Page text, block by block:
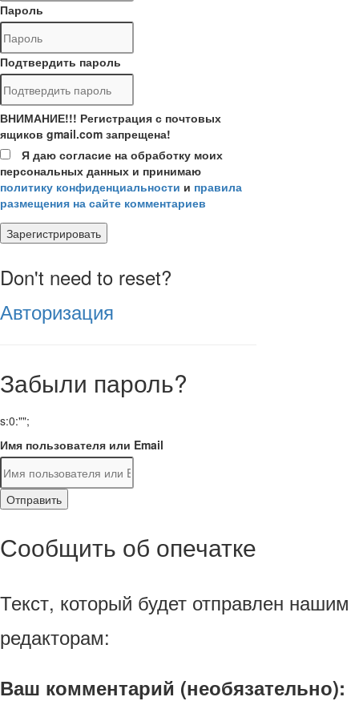
Пароль
Подтвердить пароль
ВНИМАНИЕ!!! Регистрация с почтовых
ящиков gmail.com запрещена!
Я даю согласие на обработку моих
персональных данных и принимаю
политику конфиденциальности и правила
размещения на сайте комментариев
Зарегистрировать
Don't need to reset?
Авторизация
Забыли пароль?
s:0:"";
Имя пользователя или Email
Отправить
Сообщить об опечатке
Текст, который будет отправлен нашим
редакторам:
Ваш комментарий (необязательно):